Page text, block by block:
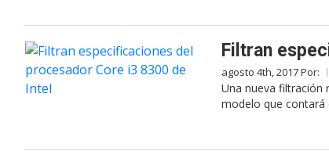
Filtran
agosto 4th, 2017 Por:
Una nueva filtración
modelo que